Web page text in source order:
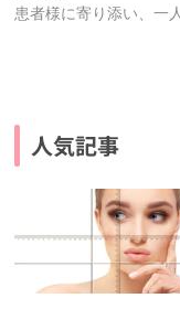
患者様に寄り添い、一
人気記事